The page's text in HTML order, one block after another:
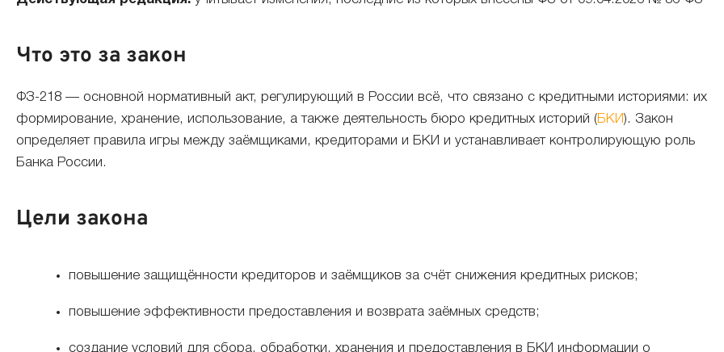
Что это за закон
ФЗ-218 — основной нормативный акт, регулирующий в России всё, что связано с кредитными историями: их
формирование, хранение, использование, а также деятельность бюро кредитных историй ( БКИ ). Закон
определяет правила игры между заёмщиками, кредиторами и БКИ и устанавливает контролирующую роль
Банка России.
Цели закона
повышение защищённости кредиторов и заёмщиков за счёт снижения кредитных рисков;
повышение эффективности предоставления и возврата заёмных средств;
создание условий для сбора, обработки, хранения и предоставления в БКИ информации о